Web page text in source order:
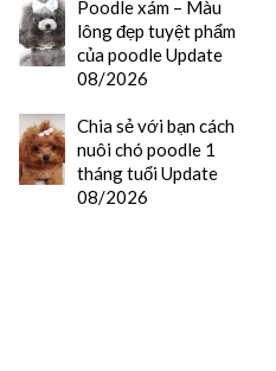
Poodle xám – Màu
lông đẹp tuyệt phẩm
của poodle Update
08/2026
Chia sẻ với bạn cách
nuôi chó poodle 1
tháng tuổi Update
08/2026